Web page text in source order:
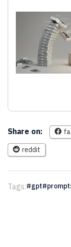
Share on:
reddit
Tags: gpt